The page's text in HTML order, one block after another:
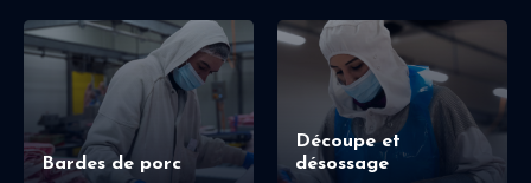
Bardes de porc
Découpe et
désossage